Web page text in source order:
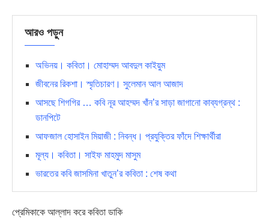
আরও পড়ুন
অভিনয়। কবিতা। মোহাম্মদ আবদুল কাইয়ুম
জীবনের রিকশা। স্মৃতিচারণ। সুলেমান আল আজাদ
আসছে শিগগির … কবি নূর আহম্মদ খাঁন’র সাড়া জাগানো কাব্যগ্রন্থ :
ডানপিটে
আফজাল হোসাইন মিয়াজী : নিবন্ধ। প্রযুক্তির ফাঁদে শিক্ষার্থীরা
মূল্য। কবিতা। সাইফ মাহমুদ মাসুম
ভারতের কবি জাসমিনা খাতুন’র কবিতা : শেষ কথা
প্রেমিকাকে আল্লাদ করে কবিতা ডাকি